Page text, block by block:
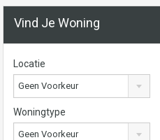
Vind Je Woning
Locatie
Geen Voorkeur
Woningtype
Geen Voorkeur